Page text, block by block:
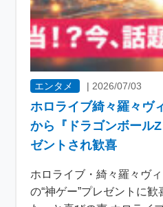
エンタメ | 2026/07/03
ホロライブ綺々羅々ヴ
から『ドラゴンボール
ゼントされ歓喜
ホロライブ・綺々羅々ヴ
の“神ゲー”プレゼントに